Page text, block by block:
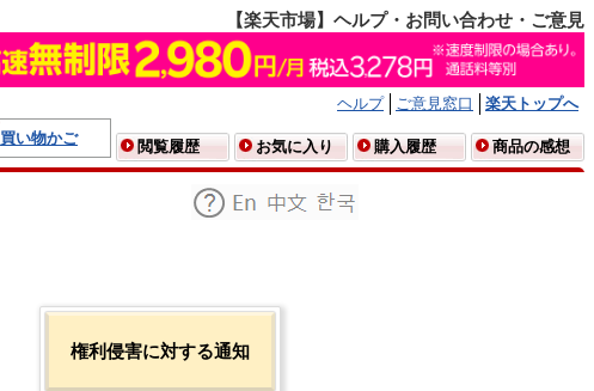
【楽天市場】ヘルプ・お問い合わせ・ご意見
ヘルプ ご意見窓口
楽天トップへ
買い物かご
閲覧履歴 お気に入り 購入履歴 商品の感想
権利侵害に対する通知